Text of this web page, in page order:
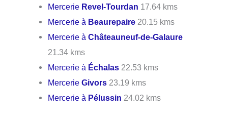
Mercerie Revel-Tourdan 17.64 kms
Mercerie à Beaurepaire 20.15 kms
Mercerie àChâteauneuf-de-Galaure
21.34 kms
Mercerie à Échalas 22.53 kms
MercerieGivors 23.19 kms
Mercerie à Pélussin 24.02 kms